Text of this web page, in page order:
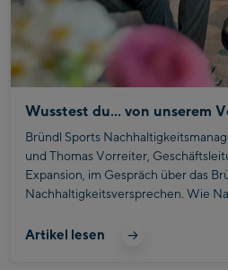
Bründl Sports
und Thomas Vorreiter,
Expansion, im Gespräch über das
Nachhaltigkeitsversprechen. Wie
gemeinsam Verantwortung
Artikel lesen